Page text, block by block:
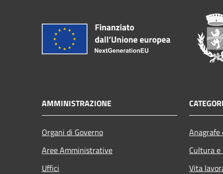
AMMINISTRAZIONE
Organi di Governo
Aree Amministrative
Uffici
Cultura
Vita